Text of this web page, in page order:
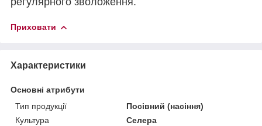
Приховати
Характеристики
Основні атрибути
Тип продукції
Посівний (насіння)
Культура
Селера